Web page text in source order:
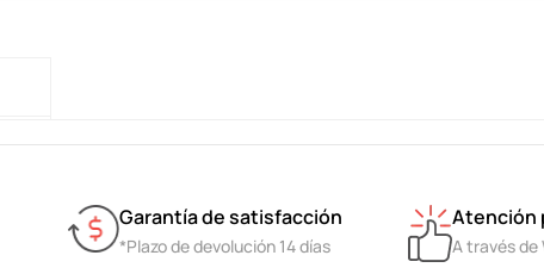
Garantía de satisfacción
*Plazo de devolución 14 días
Atención
A través de